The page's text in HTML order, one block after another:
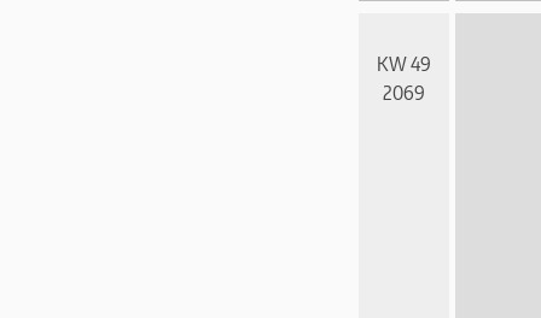
KW 49
2069